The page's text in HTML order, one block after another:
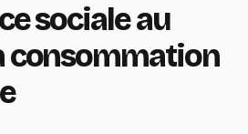
sociale au
consommation